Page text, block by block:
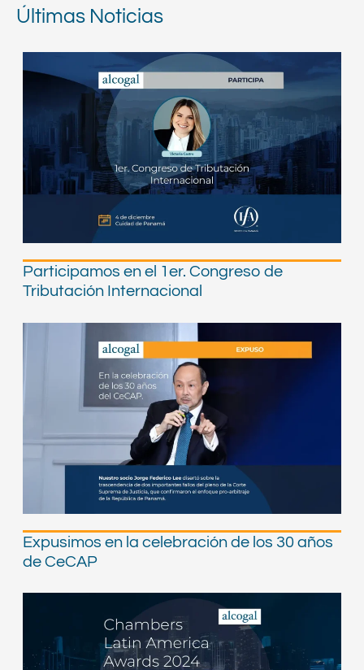
en el sector legal
Click aquí
Últimas Noticias
Participamos en el 1er. Congreso de
Tributación Internacional
Expusimos en la celebración de los 30 años
de CeCAP